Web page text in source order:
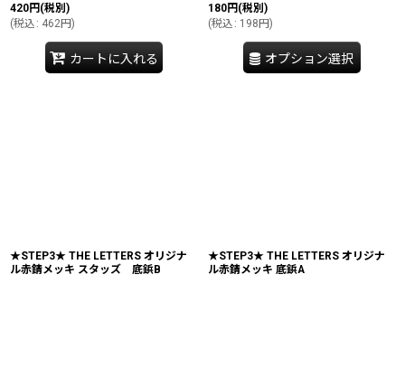
420円 (税別)
(税込 : 462円)
カートに入れる
180円 (税別)
(税込 : 198 円)
オプション選択
★STEP3★ THE LETTERS オリジナ
ル赤錆メッキ スタッズ 底鋲B
★STEP3★ THE LETTERS オリジナ
ル赤錆メッキ 底鋲A